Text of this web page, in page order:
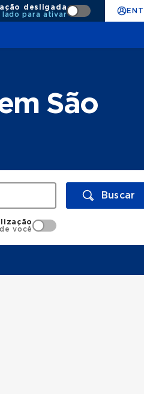
desligada
lado para ativar
São
Buscar
você